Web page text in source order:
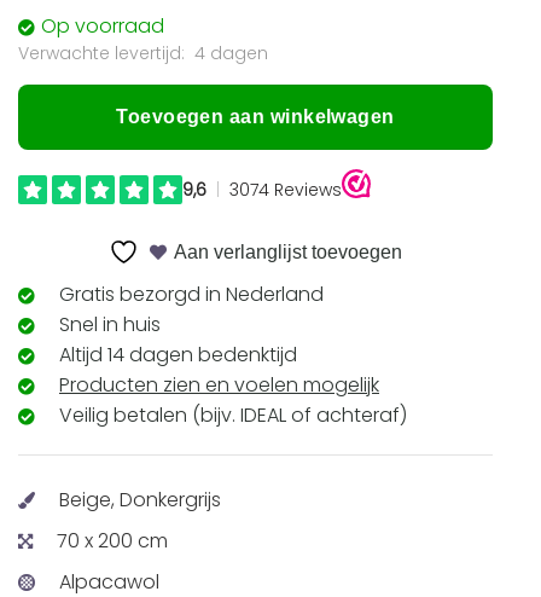
Op voorraad
4 dagen
Toevoegen aan winkelwagen
Aan verlanglijst toevoegen
Gratis bezorgd in Nederland
Snel in huis
Altijd 14 dagen bedenktijd
Producten zien en voelen mogelijk
Veilig betalen (bijv. IDEAL of achteraf)
Beige, Donkergrijs
70 x 200 cm
Alpacawol